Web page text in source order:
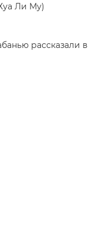
Ли Му)
рассказали в